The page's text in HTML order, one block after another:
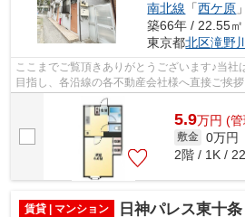
南北線 「西ケ原
築66年 / 22.55㎡
東京都北区滝野川
ここまでご覧頂きありがとうございます♪当社
目指し、各沿線の各不動産会社様へ直接ご挨
様へ提供しております！最新の情報は...
5.9万円 (
敷金 0万円
2階 / 1K /
賃貸 | マンション 日神パレス東十条